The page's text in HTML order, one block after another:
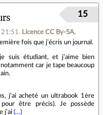
. Licence CC By‑SA.
15
fois que j’écris un journal.
suis étudiant, et j’aime bien
car je tape beaucoup
j’ai acheté un ultrabook 1ère
être précis). Je possède
j’ai (…)